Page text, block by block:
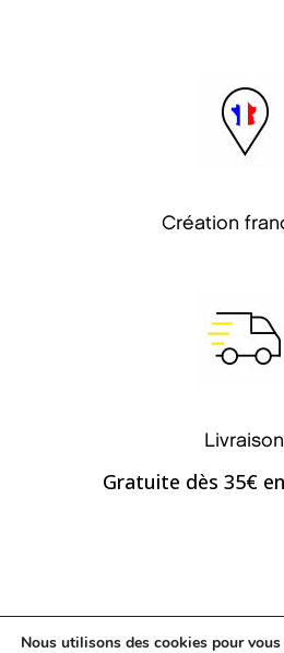
Création
Livraison
Gratuite dès 35€
Nous utilisons des cookies pour